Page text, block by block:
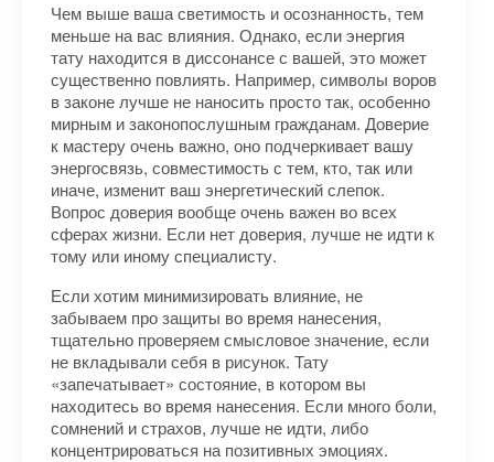
Чем выше ваша светимость и осознанность, тем
меньше на вас влияния. Однако, если энергия
тату находится в диссонансе с вашей, это может
существенно повлиять. Например, символы воров
в законе лучше не наносить просто так, особенно
мирным и законопослушным гражданам. Доверие
к мастеру очень важно, оно подчеркивает вашу
энергосвязь, совместимость с тем, кто, так или
иначе, изменит ваш энергетический слепок.
Вопрос доверия вообще очень важен во всех
сферах жизни. Если нет доверия, лучше не идти к
тому или иному специалисту.
Если хотим минимизировать влияние, не
забываем про защиты во время нанесения,
тщательно проверяем смысловое значение, если
не вкладывали себя в рисунок. Тату
«запечатывает» состояние, в котором вы
находитесь во время нанесения. Если много боли,
сомнений и страхов, лучше не идти, либо
концентрироваться на позитивных эмоциях.